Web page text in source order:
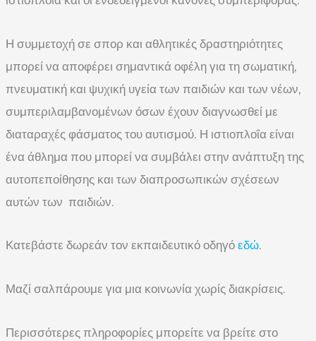
Η συμμετοχή σε σπορ και αθλητικές δραστηριότητες
μπορεί να αποφέρει σημαντικά οφέλη για τη σωματική,
πνευματική και ψυχική υγεία των παιδιών και των νέων,
συμπεριλαμβανομένων όσων έχουν διαγνωσθεί με
διαταραχές φάσματος του αυτισμού. Η ιστιοπλοΐα είναι
ένα άθλημα που μπορεί να συμβάλει στην ανάπτυξη της
αυτοπεποίθησης και των διαπροσωπικών σχέσεων
αυτών των παιδιών.
Κατεβάστε δωρεάν τον εκπαιδευτικό οδηγό εδώ.
Μαζί σαλπάρουμε για μια κοινωνία χωρίς διακρίσεις.
Περισσότερες πληροφορίες μπορείτε να βρείτε στο